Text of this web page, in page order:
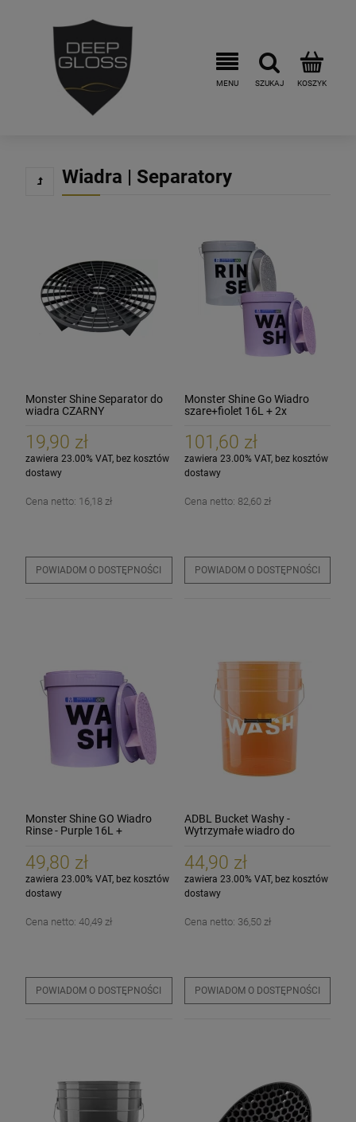
Wiadra | Separatory
Monster Shine Separator do
wiadra CZARNY
19,90 zł
zawiera 23.00% VAT, bez kosztów
dostawy
Cena netto: 16,18 zł
POWIADOM O DOSTĘPNOŚCI
Monster Shine Go Wiadro
szare+fiolet 16L + 2x
101,60 zł
zawiera 23.00% VAT, bez kosztów
dostawy
Cena netto: 82,60 zł
POWIADOM O DOSTĘPNOŚCI
Monster Shine GO Wiadro
Rinse - Purple 16L +
26cm
49,80 zł
zawiera 23.00% VAT, bez kosztów
dostawy
Cena netto: 40,49 zł
POWIADOM O DOSTĘPNOŚCI
ADBL Bucket Washy -
Wytrzymałe wiadro do
samochodu
44,90 zł
zawiera 23.00% VAT, bez kosztów
dostawy
Cena netto: 36,50 zł
POWIADOM O DOSTĘPNOŚCI